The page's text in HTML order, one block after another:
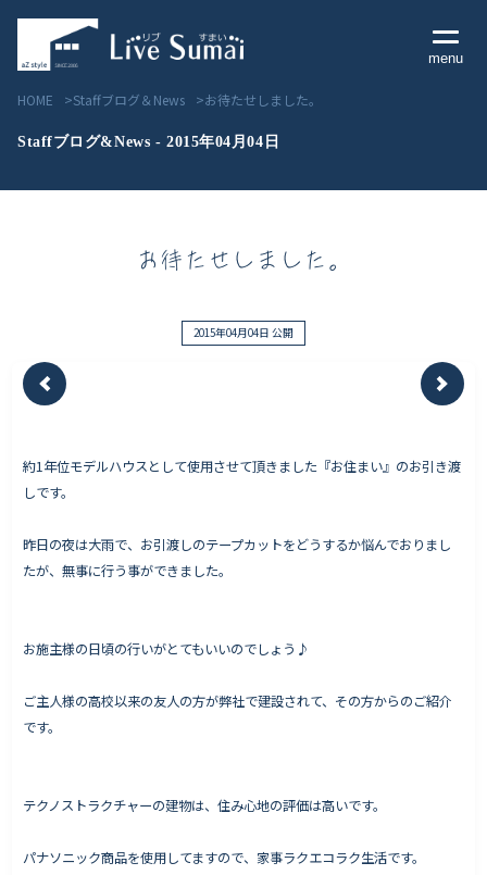
menu
Livesumai 住宅標準性能
Livesumai 保証について
物件情報
Works - 施工実績
完成案内
お役立ちコラム
代表挨拶
HOME Staffブログ＆News お待たせしました。
Staffブログ&News - 2015年04月04日
お待たせしました。
2015年04月04日 公開
約1年位モデルハウスとして使用させて頂きました『お住まい』のお引き渡
しです。
昨日の夜は大雨で、お引渡しのテープカットをどうするか悩んでおりまし
たが、無事に行う事ができました。
お施主様の日頃の行いがとてもいいのでしょう♪
ご主人様の高校以来の友人の方が弊社で建設されて、その方からのご紹介
です。
テクノストラクチャーの建物は、住み心地の評価は高いです。
パナソニック商品を使用してますので、家事ラクエコラク生活です。